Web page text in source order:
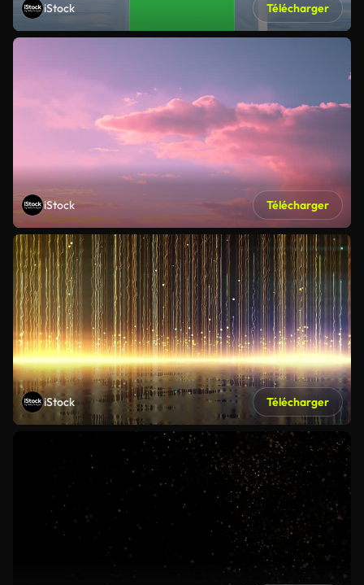
iStock Télécharger
iStock Télécharger
iStock Télécharger